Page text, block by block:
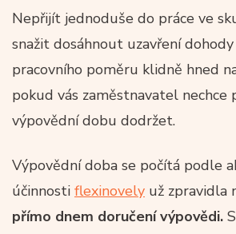
Nepřijít jednoduše do práce ve
snažit dosáhnout uzavření
pracovního poměru klidně hned
pokud vás zaměstnavatel
výpovědní dobu dodržet.
Výpovědní doba se počítá podle
účinnosti flexinovely už zpravidla
přímo dnem doručení výpovědi.